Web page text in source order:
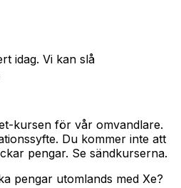
idag. Vi kan slå
kursen för vår omvandlare.
Du kommer inte att
pengar. Se sändkurserna.
pengar utomlands med Xe?